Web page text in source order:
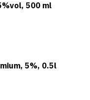
500 ml
5%, 0.5l